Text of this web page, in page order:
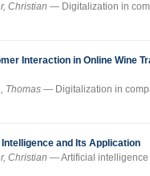
Christian
Digitalization in
Interaction in Online Wine
Thomas
Digitalization in
and Its Application
Christian
Artificial